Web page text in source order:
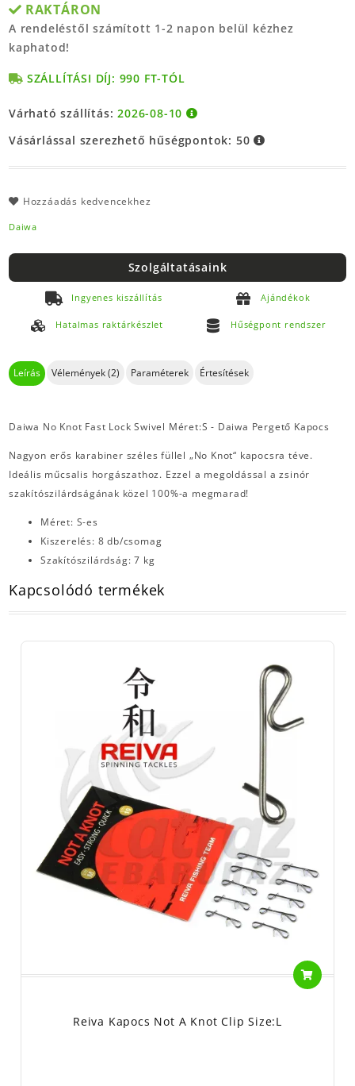
RAKTÁRON
A rendeléstől számított 1-2 napon belül kézhez
kaphatod!
SZÁLLÍTÁSI DÍJ: 990 FT-TÓL
Várható szállítás:2026-08-10
Vásárlással szerezhető hűségpontok: 50
Hozzáadás kedvencekhez
Daiwa
Szolgáltatásaink
Ingyenes kiszállítás Ajándékok
Hatalmas raktárkészlet Hűségpont rendszer
Leírás Vélemények (2) Paraméterek Értesítések
Daiwa No Knot Fast Lock Swivel Méret:S - Daiwa Pergető Kapocs
Nagyon erős karabiner széles füllel „No Knot“ kapocsra téve.
Ideális műcsalis horgászathoz. Ezzel a megoldással a zsinór
szakítószilárdságának közel 100%-a megmarad!
Méret: S-es
Kiszerelés: 8 db/csomag
Szakítószilárdság: 7 kg
Kapcsolódó termékek
Reiva Kapocs Not A Knot Clip Size:L